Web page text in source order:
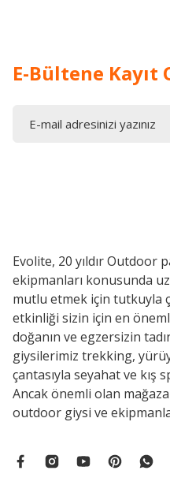
E-Bültene Kayıt
Evolite, 20 yıldır Outdoor
ekipmanları konusunda
mutlu etmek için tutkuyla
etkinliği sizin için en
doğanın ve egzersizin
giysilerimiz trekking,
çantasıyla seyahat ve kış
Ancak önemli olan
outdoor giysi ve